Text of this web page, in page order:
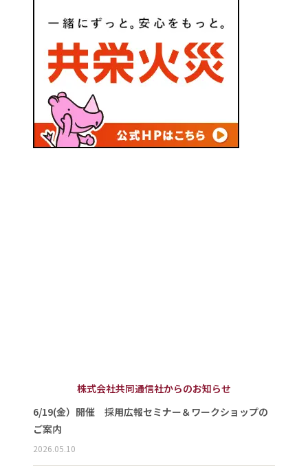
株式会社共同通信社からのお知らせ
6/19(金）開催 採用広報セミナー＆ワークショップの
ご案内
2026.05.10